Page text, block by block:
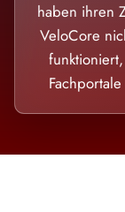
haben ihren
VeloCore